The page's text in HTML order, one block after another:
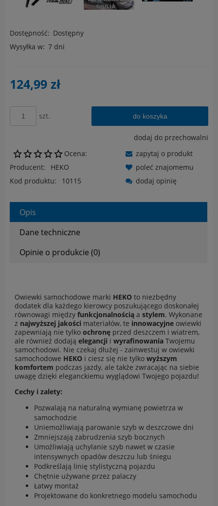
Dostępność: Dostępny
Wysyłka w: 7 dni
124,99 zł
szt. do koszyka
dodaj do przechowalni
Ocena:
Producent:
HEKO
Kod produktu:
10115
zapytaj o produkt
poleć znajomemu
dodaj opinię
Opis
Dane techniczne
Opinie o produkcie (0)
Owiewki samochodowe marki HEKO to niezbędny
dodatek dla każdego kierowcy poszukującego doskonałej
równowagi między funkcjonalnością a stylem. Wykonane
z najwyższej jakości materiałów, te innowacyjne owiewki
zapewniają nie tylko ochronę przed deszczem i wiatrem,
ale również dodają elegancji i wyrafinowania Twojemu
samochodowi. Nie czekaj dłużej - zainwestuj w owiewki
samochodowe HEKO i ciesz się nie tylko wyższym
komfortem podczas jazdy, ale także zwracając na siebie
uwagę dzięki eleganckiemu wyglądowi Twojego pojazdu!
Cechy i zalety:
Pozwalają na naturalną wymianę powietrza w
samochodzie
Uniemożliwiają parowanie szyb w deszczowe dni
Zmniejszają zabrudzenia szyb bocznych
Umożliwiają uchylanie szyb nawet w czasie
intensywnych opadów deszczu lub śniegu
Podkreślają linię stylistyczną pojazdu
Chętnie używane przez palaczy
Łatwy montaż
Projektowane do konkretnego modelu samochodu